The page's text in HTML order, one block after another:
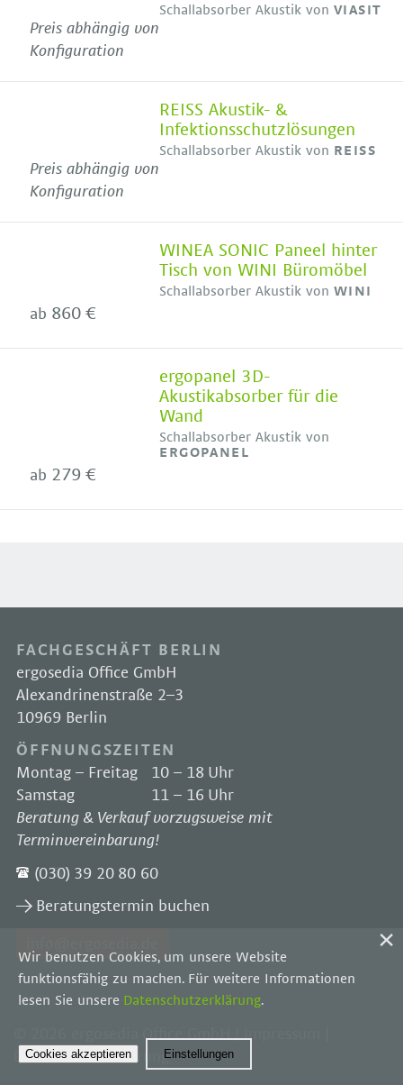
Schallabsorber Akustik von VIASIT
Preis abhängig von
Konfiguration
REISS Akustik- &
Infektionsschutzlösungen
Schallabsorber Akustik von REISS
Preis abhängig von
Konfiguration
WINEA SONIC Paneel hinter
Tisch von WINI Büromöbel
Schallabsorber Akustik von WINI
ab 860 €
ergopanel 3D-
Akustikabsorber für die
Wand
Schallabsorber Akustik von
ERGOPANEL
ab 279 €
FACHGESCHÄFT BERLIN
ergosedia Office GmbH
Alexandrinenstraße 2–3
10969 Berlin
ÖFFNUNGSZEITEN
Montag – Freitag
10 – 18 Uhr
Samstag
11 – 16 Uhr
Beratung & Verkauf vorzugsweise mit
Terminvereinbarung!
(030) 39 20 80 60
Beratungstermin buchen
© 2026 ergosedia Office GmbH |Impressum
Datenschutzerklärung
Wir benutzen Cookies, um unsere Website
funktionsfähig zu machen. Für weitere Informationen
lesen Sie unsere Datenschutzerklärung.
Cookies akzeptieren Einstellungen